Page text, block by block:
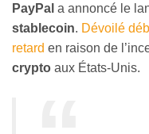
PayPal a annoncé le
stablecoin. Dévoilé
retard en raison de
crypto aux États-Unis.